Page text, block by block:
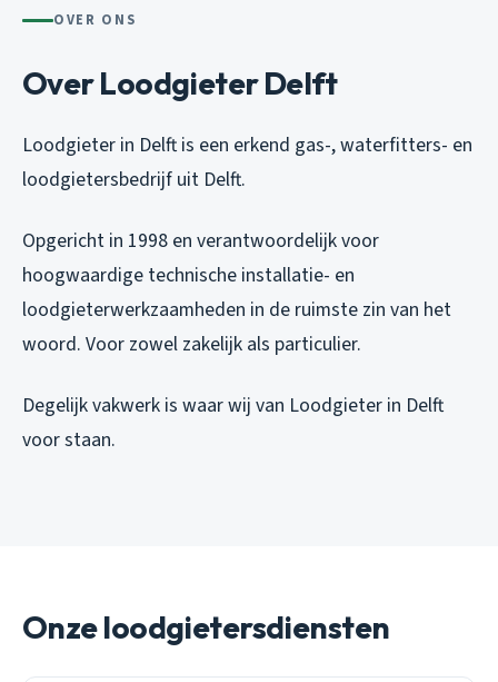
OVER ONS
Over Loodgieter Delft
Loodgieter in Delft is een erkend gas-, waterfitters- en
loodgietersbedrijf uit Delft.
Opgericht in 1998 en verantwoordelijk voor
hoogwaardige technische installatie- en
loodgieterwerkzaamheden in de ruimste zin van het
woord. Voor zowel zakelijk als particulier.
Degelijk vakwerk is waar wij van Loodgieter in Delft
voor staan.
Onze loodgietersdiensten